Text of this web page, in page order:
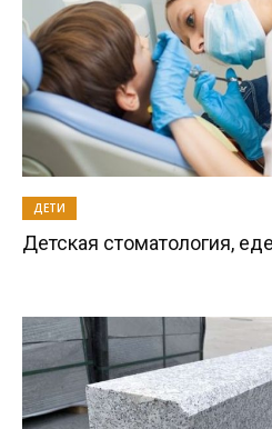
ДЕТИ
Детская стоматология,